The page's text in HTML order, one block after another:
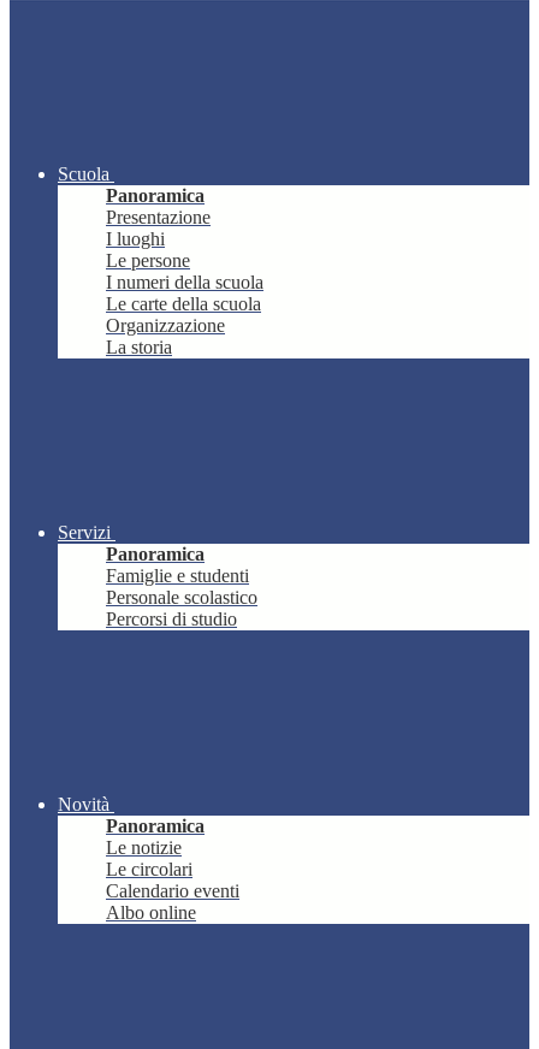
Scuola
Panoramica
Presentazione
I luoghi
Le persone
I numeri della scuola
Le carte della scuola
Organizzazione
La storia
Servizi
Panoramica
Famiglie e studenti
Personale scolastico
Percorsi di studio
Novità
Panoramica
Le notizie
Le circolari
Calendario eventi
Albo online